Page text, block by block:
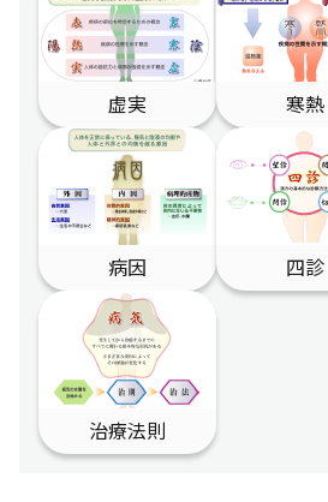
虚実 寒熱
病因 四診
治療法則